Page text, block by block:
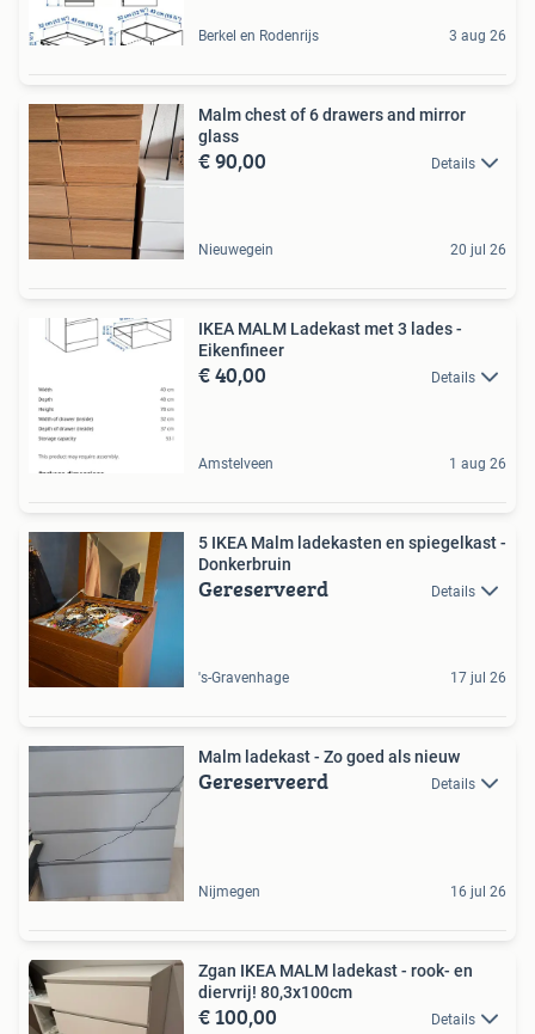
Berkel en Rodenrijs 3 aug 26
Malm chest of 6 drawers and mirror
glass
€ 90,00 Details
Nieuwegein 20 jul 26
IKEA MALM Ladekast met 3 lades -
Eikenfineer
€ 40,00 Details
Amstelveen 1 aug 26
5 IKEA Malm ladekasten en spiegelkast -
Donkerbruin
Gereserveerd Details
's-Gravenhage 17 jul 26
Malm ladekast - Zo goed als nieuw
Gereserveerd Details
Nijmegen 16 jul 26
Zgan IKEA MALM ladekast - rook- en
diervrij! 80,3x100cm
€ 100,00 Details